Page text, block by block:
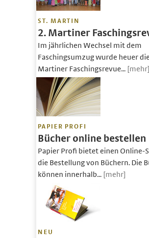
ST. MARTIN
2. Martiner
Im jährlichen Wechsel mit dem
Faschingsumzug wurde heuer
Martiner Faschingsrevue... [mehr]
PAPIER PROFI
Bücher online bestellen
Papier Profi bietet einen Online-
die Bestellung von Büchern. Die
können innerhalb... [mehr]
NEU